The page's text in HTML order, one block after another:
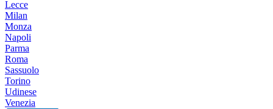
Lecce
Milan
Monza
Napoli
Parma
Roma
Sassuolo
Torino
Udinese
Venezia